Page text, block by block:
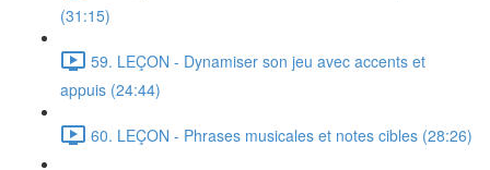
(31:15)
59. LEÇON - Dynamiser son jeu avec accents et
appuis (24:44)
60. LEÇON - Phrases musicales et notes cibles (28:26)